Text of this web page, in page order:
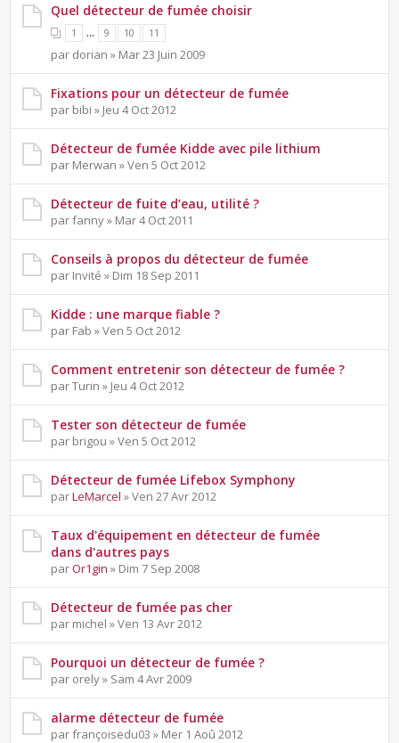
Quel détecteur de fumée choisir
1 ... 9 10 11
par dorian » Mar 23 Juin 2009
Fixations pour un détecteur de fumée
par bibi » Jeu 4 Oct 2012
Détecteur de fumée Kidde avec pile lithium
par Merwan » Ven 5 Oct 2012
Détecteur de fuite d’eau, utilité ?
par fanny » Mar 4 Oct 2011
Conseils à propos du détecteur de fumée
par Invité » Dim 18 Sep 2011
Kidde : une marque fiable ?
par Fab » Ven 5 Oct 2012
Comment entretenir son détecteur de fumée ?
par Turin » Jeu 4 Oct 2012
Tester son détecteur de fumée
par brigou » Ven 5 Oct 2012
Détecteur de fumée Lifebox Symphony
parLeMarcel » Ven 27 Avr 2012
Taux d'équipement en détecteur de fumée
dans d'autres pays
parOr1gin » Dim 7 Sep 2008
Détecteur de fumée pas cher
par michel » Ven 13 Avr 2012
Pourquoi un détecteur de fumée ?
par orely » Sam 4 Avr 2009
alarme détecteur de fumée
par françoisedu03 » Mer 1 Aoû 2012